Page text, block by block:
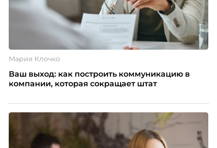
Мария Клочко
Ваш выход: как построить коммуникацию в
компании, которая сокращает штат